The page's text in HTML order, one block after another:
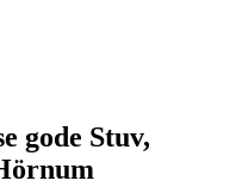
gode Stuv,